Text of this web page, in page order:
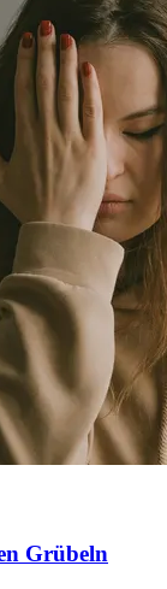
Grübeln